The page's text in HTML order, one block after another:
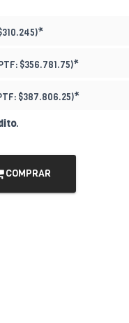
*
$356.781.75)*
$387.806.25)*
.
COMPRAR